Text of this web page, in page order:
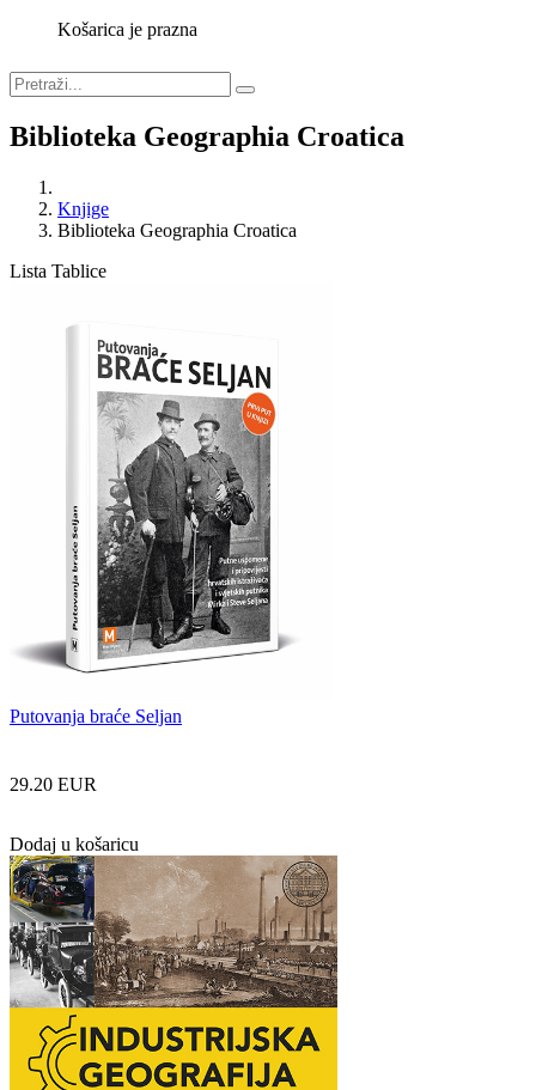
Košarica je prazna
Biblioteka Geographia Croatica
Knjige
Biblioteka Geographia Croatica
Lista Tablice
Putovanja braće Seljan
29.20 EUR
Dodaj u košaricu